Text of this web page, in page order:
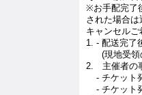
※お手配完了
された場合
キャンセル
1. - 配送完了
(現地受領
2. 主催者の
- チケット
- チケット